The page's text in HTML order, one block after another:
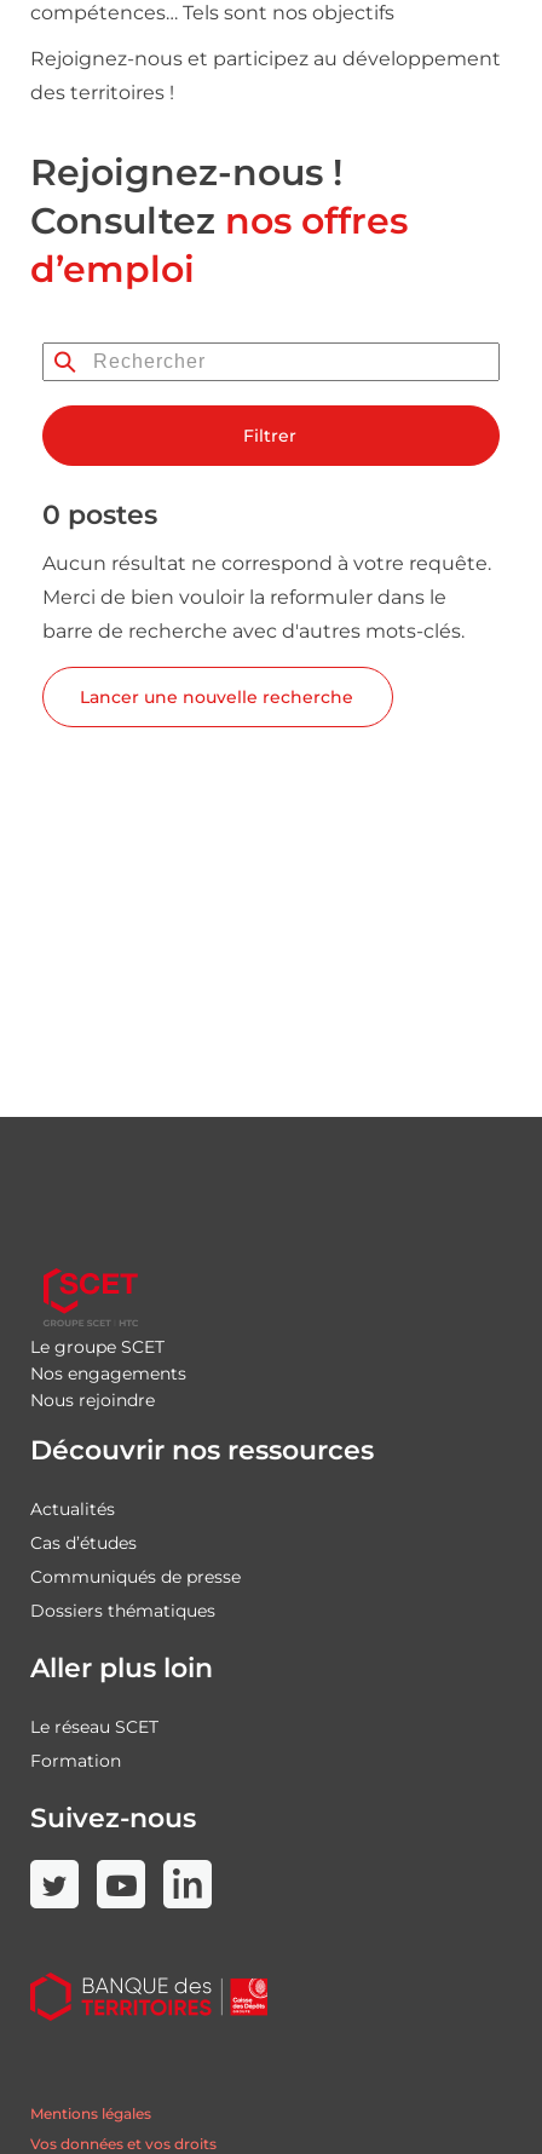
compétences… Tels sont nos objectifs
Rejoignez-nous et participez au développement
des territoires !
Rejoignez-nous !
Consultez nos offres
d’emploi
Filtrer
0 postes
Aucun résultat ne correspond à votre requête.
Merci de bien vouloir la reformuler dans le
barre de recherche avec d'autres mots-clés.
Lancer une nouvelle recherche
Le groupe SCET
Nos engagements
Nous rejoindre
Découvrir nos ressources
Actualités
Cas d’études
Communiqués de presse
Dossiers thématiques
Aller plus loin
Le réseau SCET
Formation
Suivez-nous
Mentions légales
Vos données et vos droits